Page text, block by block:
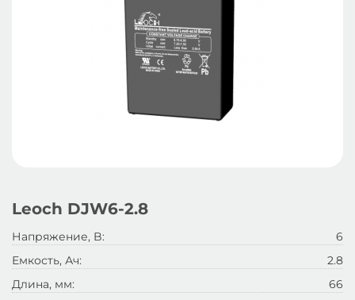
Leoch DJW6-2.8
Напряжение, B:
6
Емкость, Ач:
2.8
Длина, мм:
66